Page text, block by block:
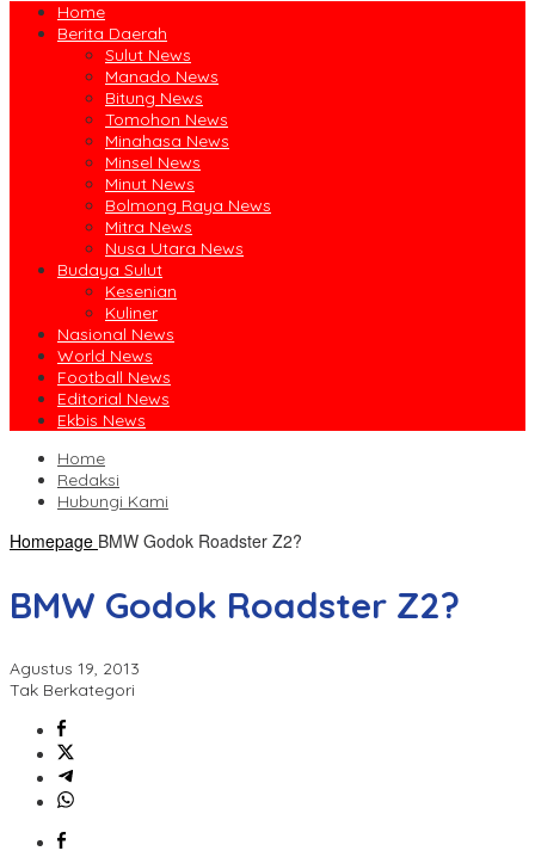
Home
Berita Daerah
Sulut News
Manado News
Bitung News
Tomohon News
Minahasa News
Minsel News
Minut News
Bolmong Raya News
Mitra News
Nusa Utara News
Budaya Sulut
Kesenian
Kuliner
Nasional News
World News
Football News
Editorial News
Ekbis News
Home
Redaksi
Hubungi Kami
Homepage BMW Godok Roadster Z2?
BMW Godok Roadster Z2?
Agustus 19, 2013
Tak Berkategori